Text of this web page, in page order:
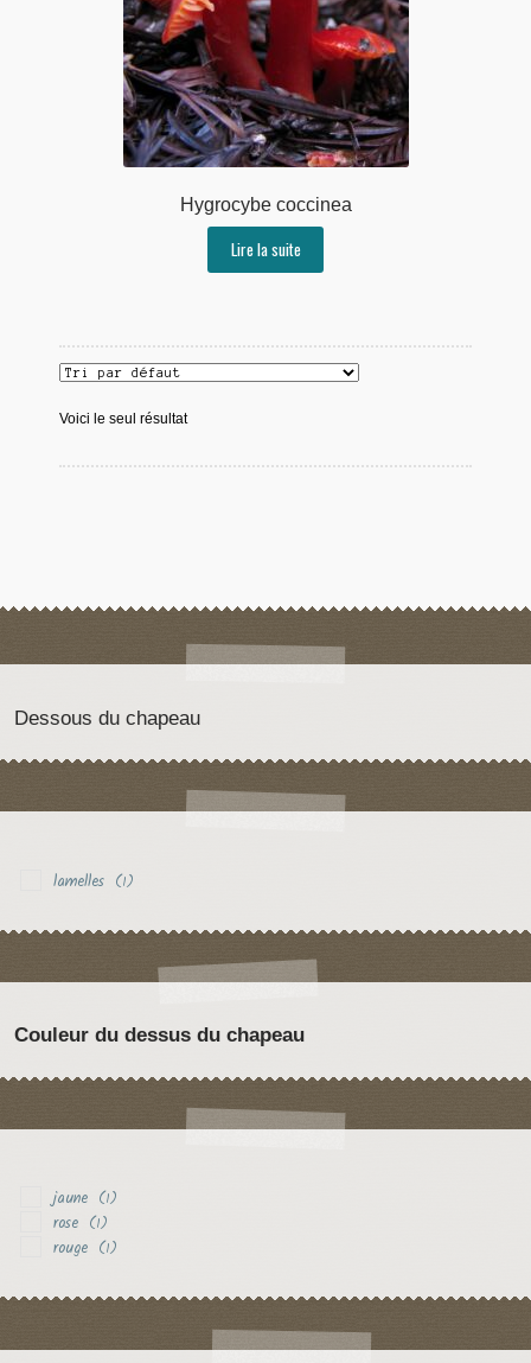
Hygrocybe coccinea
Lire la suite
Voici le seul résultat
Dessous du chapeau
lamelles (1)
Couleur du dessus du chapeau
jaune (1)
rose (1)
rouge (1)